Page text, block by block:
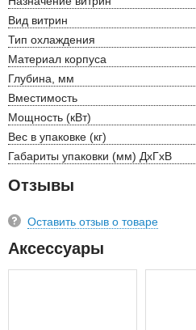
Вид витрин
Тип охлаждения
Материал корпуса
Глубина, мм
Вместимость
Мощность (кВт)
Вес в упаковке (кг)
Габариты упаковки (мм) ДхГхВ
Отзывы
Оставить отзыв о товаре
Аксессуары